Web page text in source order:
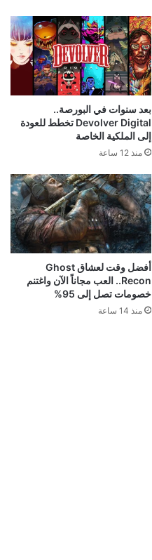
بعد سنوات في البورصة..
Devolver Digital تخطط للعودة
إلى الملكية الخاصة
منذ 12 ساعة
أفضل وقت لعشاق Ghost
Recon.. العب مجاناً الآن واغتنم
خصومات تصل إلى 95%
منذ 14 ساعة